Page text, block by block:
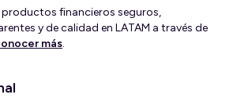
financieros seguros,
y de calidad en LATAM a través de
más.